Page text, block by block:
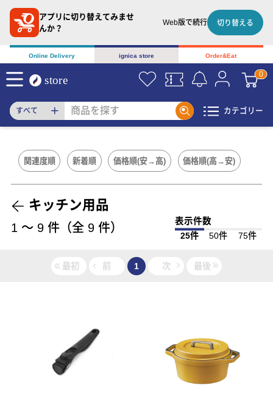
アプリに切り替えてみませ
んか？
Web版で続行 切り替える
Online Delivery ignica store Order&Eat
すべて カテゴリー
関連度順 新着順 価格順(安→高) 価格順(高→安)
キッチン用品
1 〜 9 件（全 9 件）
表示件数
25件
50件 75件
最初 前 1 次 最後